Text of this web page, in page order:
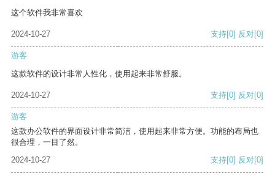
这个软件我非常喜欢
2024-10-27 支持[0] 反对[0]
游客
这款软件的设计非常人性化，使用起来非常舒服。
2024-10-27 支持[0] 反对[0]
游客
这款办公软件的界面设计非常简洁，使用起来非常方便。功能的布局也
很合理，一目了然。
2024-10-27
支持[0] 反对[0]